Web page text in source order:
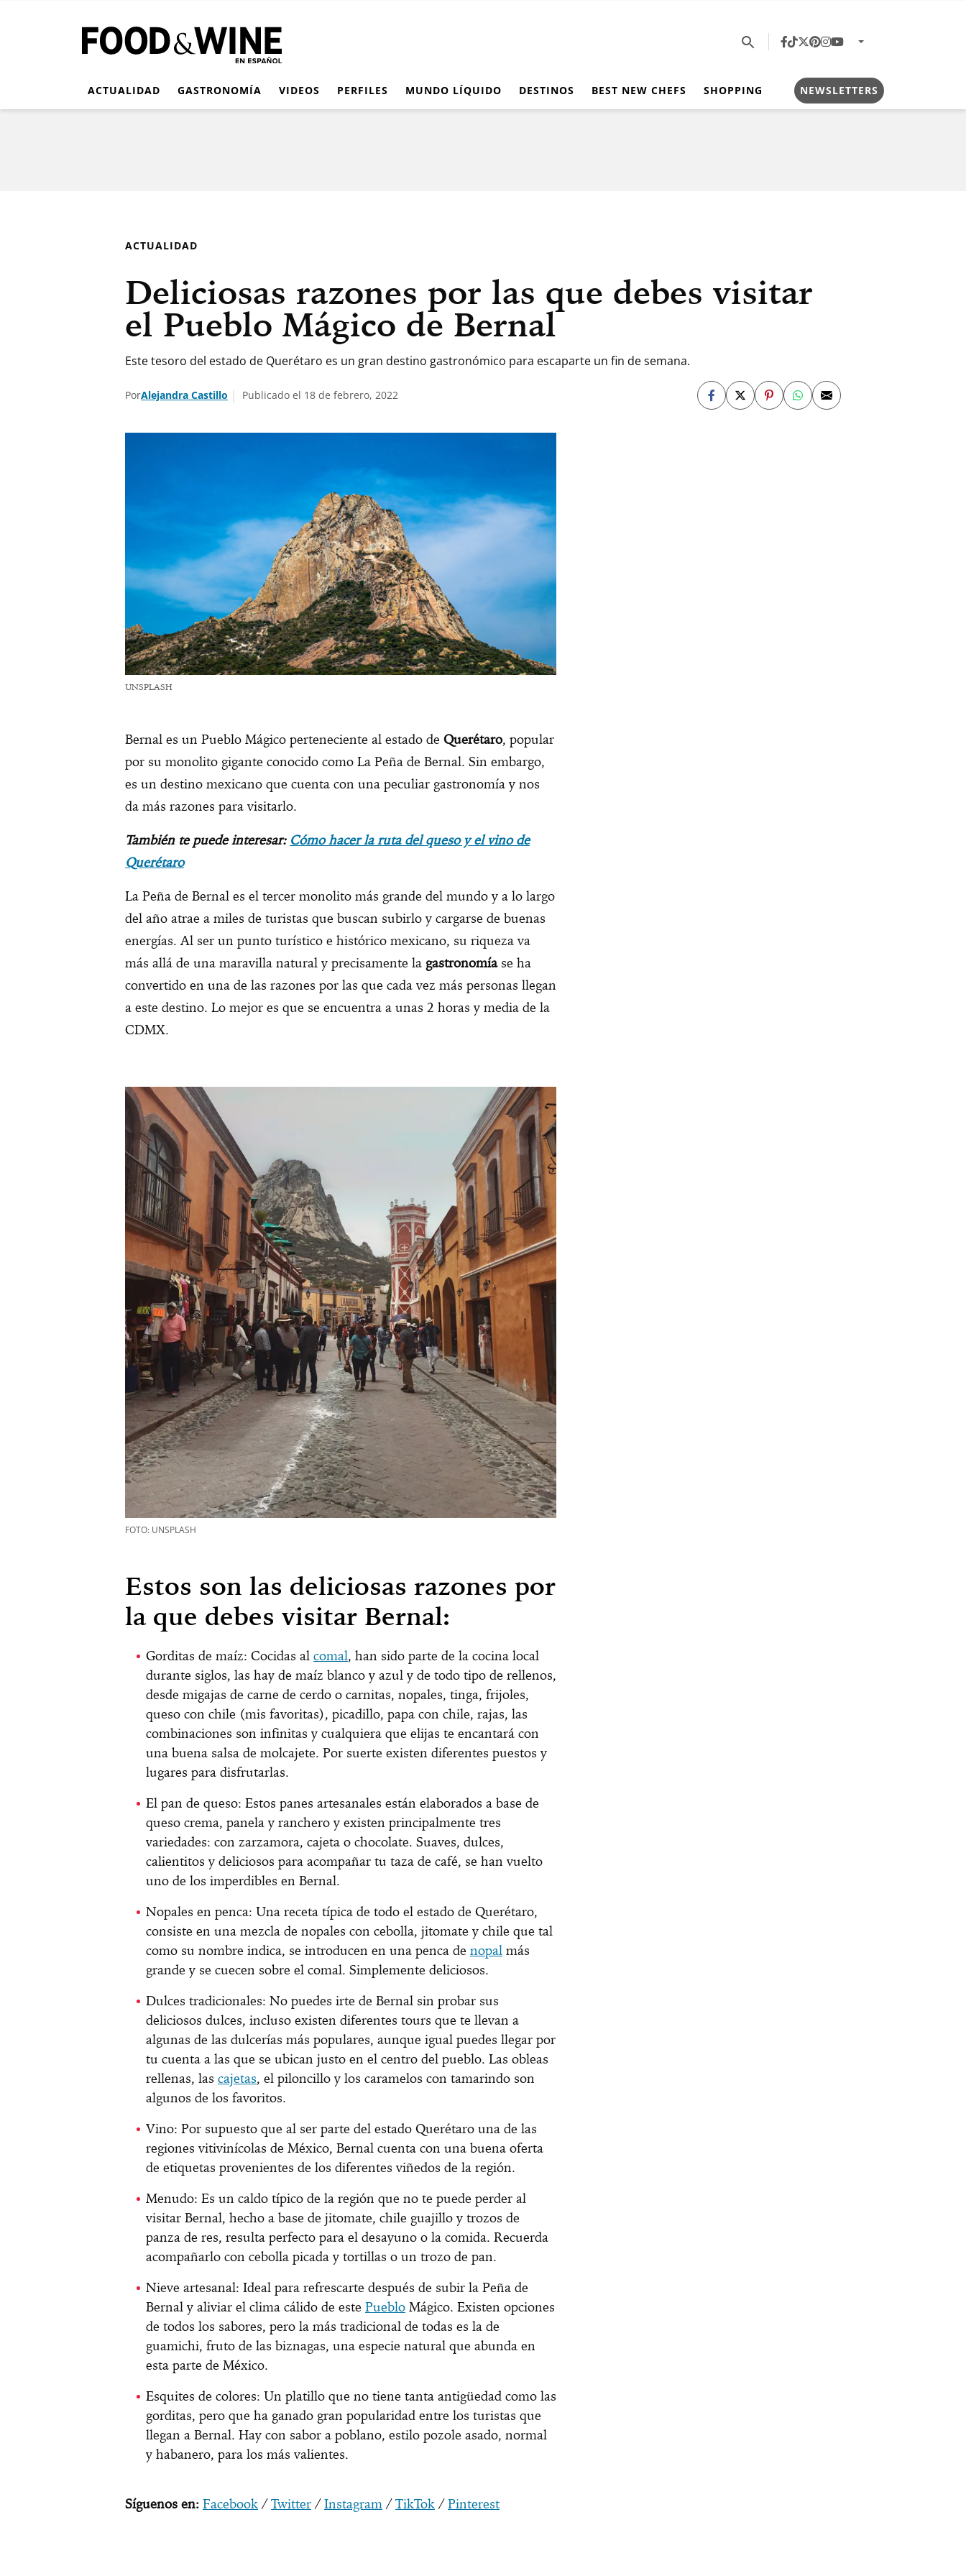
ACTUALIDAD GASTRONOMÍA VIDEOS PERFILES MUNDO LÍQUIDO DESTINOS BEST NEW CHEFS SHOPPING NEWSLETTERS
ACTUALIDAD
Deliciosas razones por las que debes visitar
el Pueblo Mágico de Bernal
Este tesoro del estado de Querétaro es un gran destino gastronómico para escaparte un fin de semana.
PorAlejandra Castillo Publicado el 18 de febrero, 2022
UNSPLASH
Bernal es un Pueblo Mágico perteneciente al estado de Querétaro, popular
por su monolito gigante conocido como La Peña de Bernal. Sin embargo,
es un destino mexicano que cuenta con una peculiar gastronomía y nos
da más razones para visitarlo.
También te puede interesar: Cómo hacer la ruta del queso y el vino de
Querétaro
La Peña de Bernal es el tercer monolito más grande del mundo y a lo largo
del año atrae a miles de turistas que buscan subirlo y cargarse de buenas
energías. Al ser un punto turístico e histórico mexicano, su riqueza va
más allá de una maravilla natural y precisamente la gastronomíase ha
convertido en una de las razones por las que cada vez más personas llegan
a este destino. Lo mejor es que se encuentra a unas 2 horas y media de la
CDMX.
FOTO: UNSPLASH
Estos son las deliciosas razones por
la que debes visitar Bernal:
Gorditas de maíz: Cocidas al comal, han sido parte de la cocina local
durante siglos, las hay de maíz blanco y azul y de todo tipo de rellenos,
desde migajas de carne de cerdo o carnitas, nopales, tinga, frijoles,
queso con chile (mis favoritas), picadillo, papa con chile, rajas, las
combinaciones son infinitas y cualquiera que elijas te encantará con
una buena salsa de molcajete. Por suerte existen diferentes puestos y
lugares para disfrutarlas.
El pan de queso: Estos panes artesanales están elaborados a base de
queso crema, panela y ranchero y existen principalmente tres
variedades: con zarzamora, cajeta o chocolate. Suaves, dulces,
calientitos y deliciosos para acompañar tu taza de café, se han vuelto
uno de los imperdibles en Bernal.
Nopales en penca: Una receta típica de todo el estado de Querétaro,
consiste en una mezcla de nopales con cebolla, jitomate y chile que tal
como su nombre indica, se introducen en una penca de nopal más
grande y se cuecen sobre el comal. Simplemente deliciosos.
Dulces tradicionales: No puedes irte de Bernal sin probar sus
deliciosos dulces, incluso existen diferentes tours que te llevan a
algunas de las dulcerías más populares, aunque igual puedes llegar por
tu cuenta a las que se ubican justo en el centro del pueblo. Las obleas
rellenas, las cajetas, el piloncillo y los caramelos con tamarindo son
algunos de los favoritos.
Vino: Por supuesto que al ser parte del estado Querétaro una de las
regiones vitivinícolas de México, Bernal cuenta con una buena oferta
de etiquetas provenientes de los diferentes viñedos de la región.
Menudo: Es un caldo típico de la región que no te puede perder al
visitar Bernal, hecho a base de jitomate, chile guajillo y trozos de
panza de res, resulta perfecto para el desayuno o la comida. Recuerda
acompañarlo con cebolla picada y tortillas o un trozo de pan.
Nieve artesanal: Ideal para refrescarte después de subir la Peña de
Bernal y aliviar el clima cálido de este Pueblo Mágico. Existen opciones
de todos los sabores, pero la más tradicional de todas es la de
guamichi, fruto de las biznagas, una especie natural que abunda en
esta parte de México.
Esquites de colores: Un platillo que no tiene tanta antigüedad como las
gorditas, pero que ha ganado gran popularidad entre los turistas que
llegan a Bernal. Hay con sabor a poblano, estilo pozole asado, normal
y habanero, para los más valientes.
Síguenos en: Facebook /Twitter /Instagram /TikTok /Pinterest